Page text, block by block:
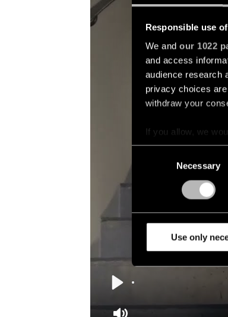
Responsible use
We and our 1022
and access
audience research
privacy choices
withdraw your
If you allow, we
Collect
Identify
Find out more
analyze our traffic.
partners.
Selection
Necessary
Use only